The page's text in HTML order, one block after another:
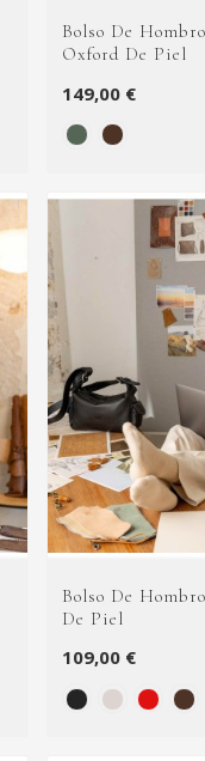
Bolso De
Oxford De Piel
149,00 €
Bolso De
De Piel
109,00 €